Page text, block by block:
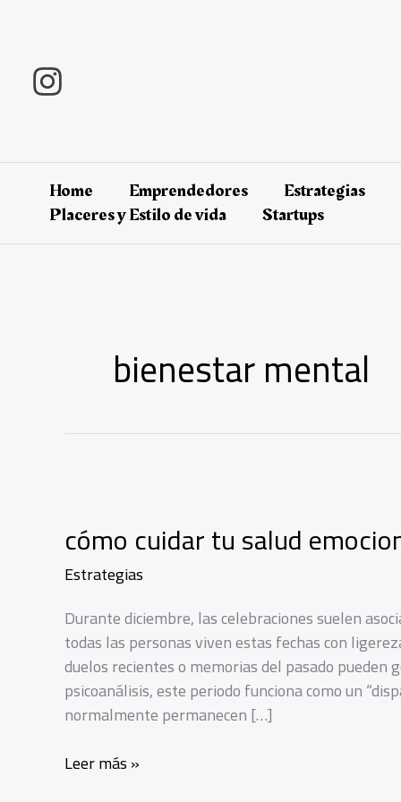
contenido
Home Emprendedores Estrategias
Placeres y Estilo de vida
Startups
bienestar mental
cómo cuidar tu salud
Estrategias
Durante diciembre, las celebraciones suelen
todas las personas viven estas fechas con
duelos recientes o memorias del pasado
psicoanálisis, este periodo funciona como un
normalmente permanecen […]
cómo
Leer más »